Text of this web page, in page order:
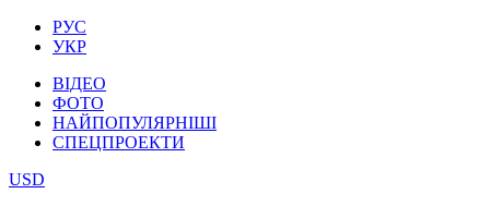
РУС
УКР
ВІДЕО
ФОТО
НАЙПОПУЛЯРНІШІ
СПЕЦПРОЕКТИ
USD